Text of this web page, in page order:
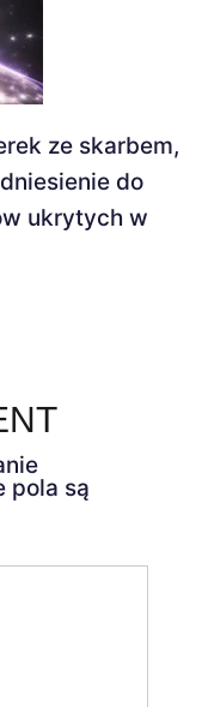
ze skarbem,
do
ukrytych w
pola są